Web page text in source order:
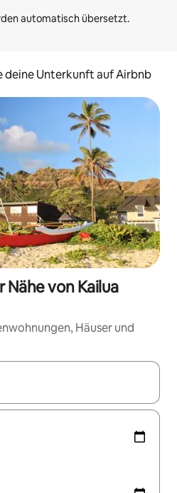
deine Unterkunft auf Airbnb
von Kailua
Häuser und
sind, navigiere mit den